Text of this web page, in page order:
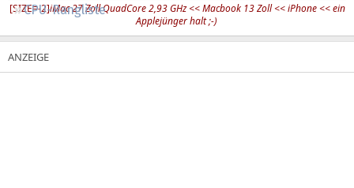
CPU-Rangliste
[SIZE=-2]iMac 27 Zoll QuadCore 2,93 GHz << Macbook 13 Zoll << iPhone << ein
Applejünger halt ;-)